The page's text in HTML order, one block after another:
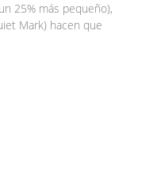
25% más pequeño),
Mark) hacen que